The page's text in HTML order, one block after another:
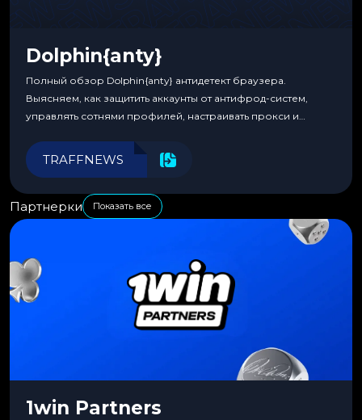
Dolphin{anty}
Полный обзор Dolphin{anty} антидетект браузера.
Выясняем, как защитить аккаунты от антифрод-систем,
управлять сотнями профилей, настраивать прокси и
эффективности.
TRAFFNEWS
Партнерки Показать все
1win Partners